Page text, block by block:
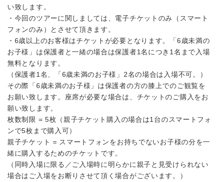
い致します。
・今回のツアーに関しましては、電子チケットのみ（スマート
フォンのみ）とさせて頂きます。
・6歳以上のお客様はチケットが必要となります。「6歳未満の
お子様」は保護者と一緒の場合は保護者1名につき1名まで入場
無料となります。
（保護者1名、「6歳未満のお子様」2名の場合は入場不可。）
その際「6歳未満のお子様」は保護者の方の膝上でのご観覧を
お願い致します。座席が必要な場合は、チケットのご購入をお
願い致します。
枚数制限 = 5枚（親子チケット購入の場合は1台のスマートフォ
ンで5枚まで購入可）
親子チケット = スマートフォンをお持ちでないお子様の分を一
緒に購入するためのチケットです。
（同時入場に限る／ご入場時に明らかに親子と見受けられない
場合はご入場をお断りさせて頂く場合がございます。）